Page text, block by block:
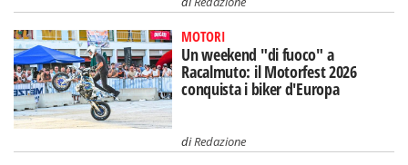
MOTORI
Un weekend "di fuoco" a
Racalmuto: il Motorfest 2026
conquista i biker d'Europa
diRedazione